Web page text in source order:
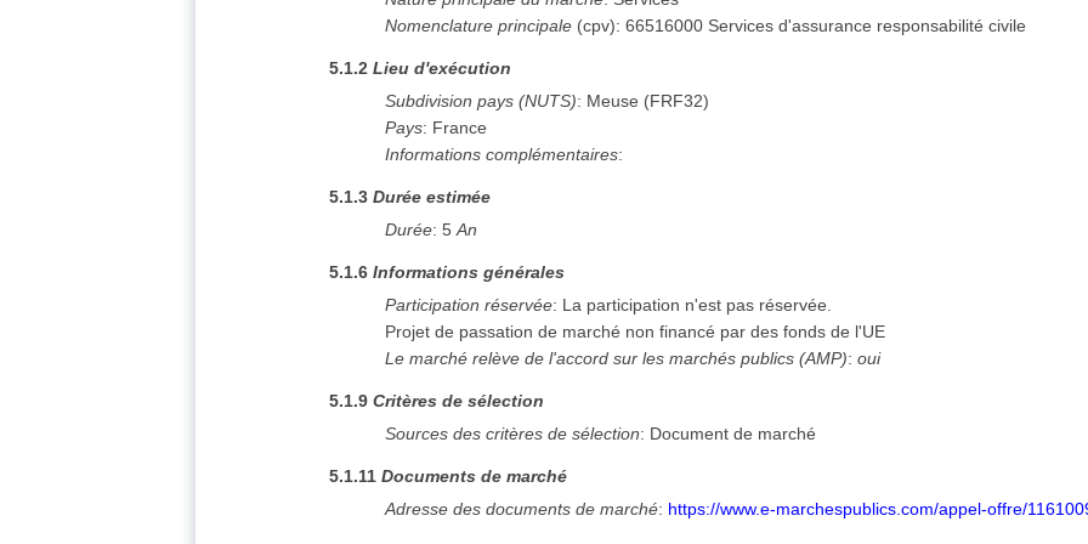
Nomenclature principale (cpv):66516000 Services d'assurance responsabilité civile
5.1.2Lieu d'exécution
Subdivision pays (NUTS): Meuse (FRF32)
Pays: France
Informations complémentaires:
5.1.3Durée estimée
Durée:5 An
5.1.6Informations générales
Participation réservée: La participation n'est pas réservée.
Projet de passation de marché non financé par des fonds de l'UE
Le marché relève de l'accord sur les marchés publics (AMP):oui
5.1.9Critères de sélection
Sources des critères de sélection: Document de marché
5.1.11Documents de marché
Adresse des documents de marché: https://www.e-marchespublics.com/appel-offre/